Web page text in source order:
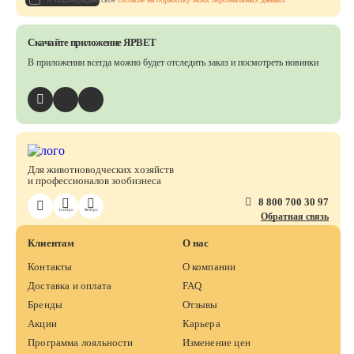
ЗооПро ВетПро
Для животноводческих хозяйств
и профессионалов зообизнеса
8 800 700 30 97
Обратная связь
Клиентам
Контакты
Доставка и оплата
Бренды
Акции
Программа лояльности
О нас
О компании
FAQ
Отзывы
Карьера
Изменение цен
Скачайте приложение ЯРВЕТ
В приложении всегда можно будет отследить заказ и посмотреть новинки